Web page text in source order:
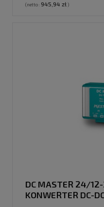
(netto: 945,94 zł)
DC MASTER 24/
KONWERTER DC-